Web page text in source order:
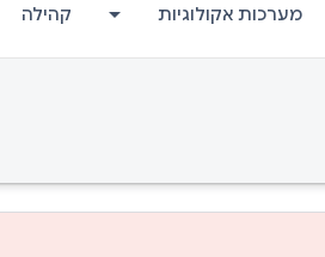
מערכות אקולוגיות קהילה